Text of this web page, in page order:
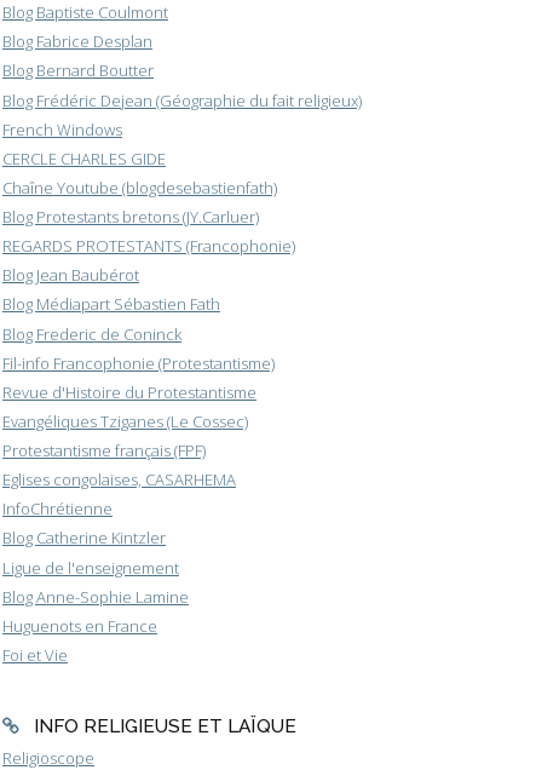
Blog Baptiste Coulmont
Blog Fabrice Desplan
Blog Bernard Boutter
Blog Frédéric Dejean (Géographie du fait religieux)
French Windows
CERCLE CHARLES GIDE
Chaîne Youtube (blogdesebastienfath)
Blog Protestants bretons (JY.Carluer)
REGARDS PROTESTANTS (Francophonie)
Blog Jean Baubérot
Blog Médiapart Sébastien Fath
Blog Frederic de Coninck
Fil-info Francophonie (Protestantisme)
Revue d'Histoire du Protestantisme
Evangéliques Tziganes (Le Cossec)
Protestantisme français (FPF)
Eglises congolaises, CASARHEMA
InfoChrétienne
Blog Catherine Kintzler
Ligue de l'enseignement
Blog Anne-Sophie Lamine
Huguenots en France
Foi et Vie
INFO RELIGIEUSE ET LAÏQUE
Religioscope